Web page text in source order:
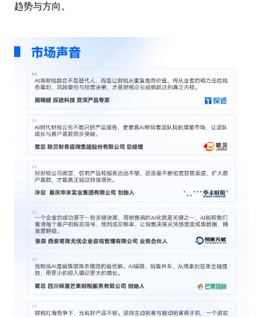
趋势与方向。